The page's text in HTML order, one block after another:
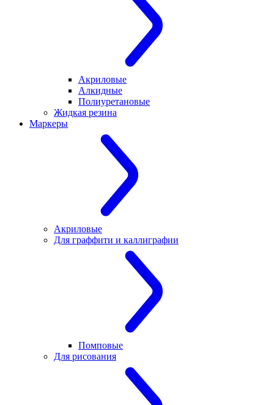
Акриловые
Алкидные
Полиуретановые
Жидкая резина
Маркеры
Акриловые
Для граффити и каллиграфии
Помповые
Для рисования